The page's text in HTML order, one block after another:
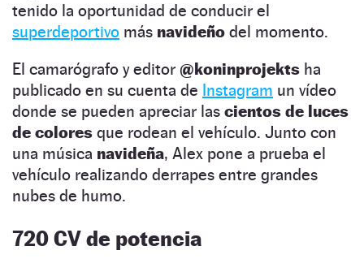
tenido la oportunidad de conducir el
superdeportivo más navideño del momento.
El camarógrafo y editor @koninprojekts ha
publicado en su cuenta de Instagram un vídeo
donde se pueden apreciar las cientos de luces
de colores que rodean el vehículo. Junto con
una música navideña, Alex pone a prueba el
vehículo realizando derrapes entre grandes
nubes de humo.
720 CV de potencia